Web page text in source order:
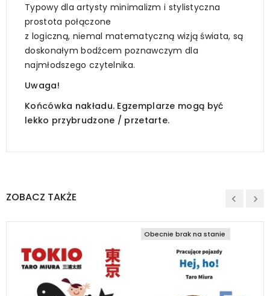
Typowy dla artysty minimalizm i stylistyczna
prostota połączone
z logiczną, niemal matematyczną wizją świata, są
doskonałym bodźcem poznawczym dla
najmłodszego czytelnika.
Uwaga!
Końcówka nakładu. Egzemplarze mogą być
lekko przybrudzone / przetarte.
ZOBACZ TAKŻE
Obecnie brak na stanie